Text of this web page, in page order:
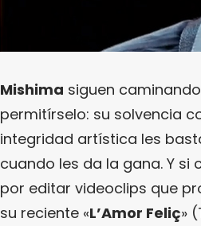
Mishima siguen
permitírselo: su solvencia
integridad artística les
cuando les da la gana. Y
por editar videoclips que
su reciente «L’Amor Feliç»